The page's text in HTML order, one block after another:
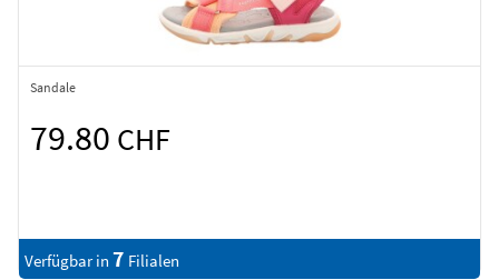
Sandale
79.80 CHF
Verfügbar in 7 Filialen